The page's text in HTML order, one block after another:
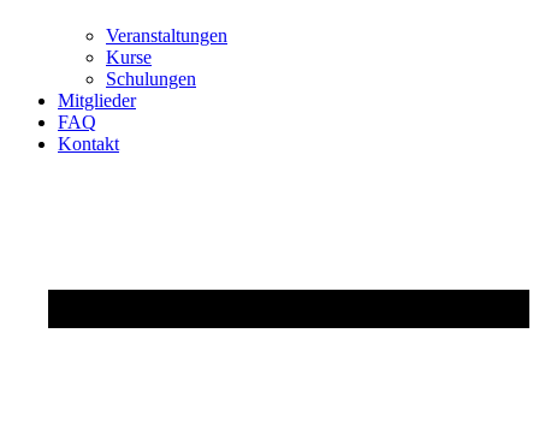
Veranstaltungen
Kurse
Schulungen
Mitglieder
FAQ
Kontakt